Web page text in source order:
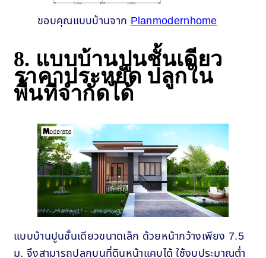
ขอบคุณแบบบ้านจากPlanmodernhome
8. แบบบ้านปูนชั้นเดียว
ราคาประหยัด ปลูกใน
พื้นที่จำกัดได้
แบบบ้านปูนชั้นเดียวขนาดเล็ก ด้วยหน้ากว้างเพียง 7.5
ม. จึงสามารถปลูกบนที่ดินหน้าแคบได้ ใช้งบประมาณต่ำ